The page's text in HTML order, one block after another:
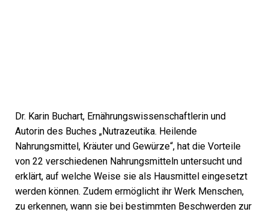
Dr. Karin Buchart, Ernährungswissenschaftlerin und
Autorin des Buches „Nutrazeutika. Heilende
Nahrungsmittel, Kräuter und Gewürze“, hat die Vorteile
von 22 verschiedenen Nahrungsmitteln untersucht und
erklärt, auf welche Weise sie als Hausmittel eingesetzt
werden können. Zudem ermöglicht ihr Werk Menschen,
zu erkennen, wann sie bei bestimmten Beschwerden zur